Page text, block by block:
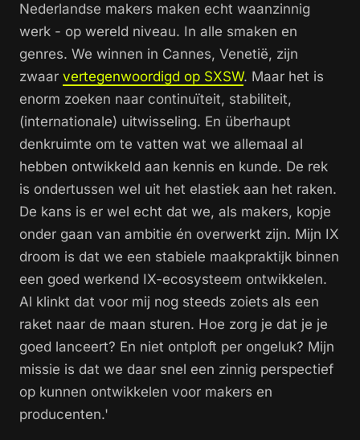
Nederlandse makers maken echt waanzinnig
werk - op wereld niveau. In alle smaken en
genres. We winnen in Cannes, Venetië, zijn
zwaar vertegenwoordigd op SXSW. Maar het is
enorm zoeken naar continuïteit, stabiliteit,
(internationale) uitwisseling. En überhaupt
denkruimte om te vatten wat we allemaal al
hebben ontwikkeld aan kennis en kunde. De rek
is ondertussen wel uit het elastiek aan het raken.
De kans is er wel echt dat we, als makers, kopje
onder gaan van ambitie én overwerkt zijn. Mijn IX
droom is dat we een stabiele maakpraktijk binnen
een goed werkend IX-ecosysteem ontwikkelen.
Al klinkt dat voor mij nog steeds zoiets als een
raket naar de maan sturen. Hoe zorg je dat je je
goed lanceert? En niet ontploft per ongeluk? Mijn
missie is dat we daar snel een zinnig perspectief
op kunnen ontwikkelen voor makers en
producenten.'